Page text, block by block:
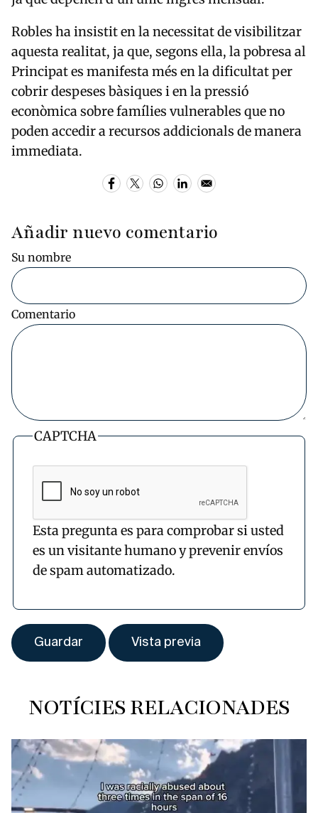
Robles ha insistit en la necessitat de visibilitzar
aquesta realitat, ja que, segons ella, la pobresa al
Principat es manifesta més en la dificultat per
cobrir despeses bàsiques i en la pressió
econòmica sobre famílies vulnerables que no
poden accedir a recursos addicionals de manera
immediata.
Añadir nuevo comentario
Su nombre
Comentario
CAPTCHA
Esta pregunta es para comprobar si usted
es un visitante humano y prevenir envíos
de spam automatizado.
NOTÍCIES RELACIONADES